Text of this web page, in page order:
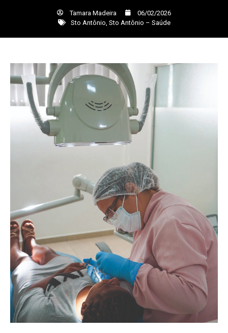
Tamara Madeira
06/02/2026
Sto Antônio Sto Antônio – Saúde